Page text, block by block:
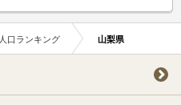
人口ランキング 山梨県